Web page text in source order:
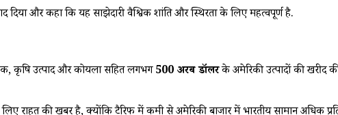
दिया और कहा कि यह साझेदारी वैश्विक शांति और स्थिरता के लिए महत्वपूर्ण है.
कृषि उत्पाद और कोयला सहित लगभग500 अरब डॉलरके अमेरिकी उत्पादों की खरीद